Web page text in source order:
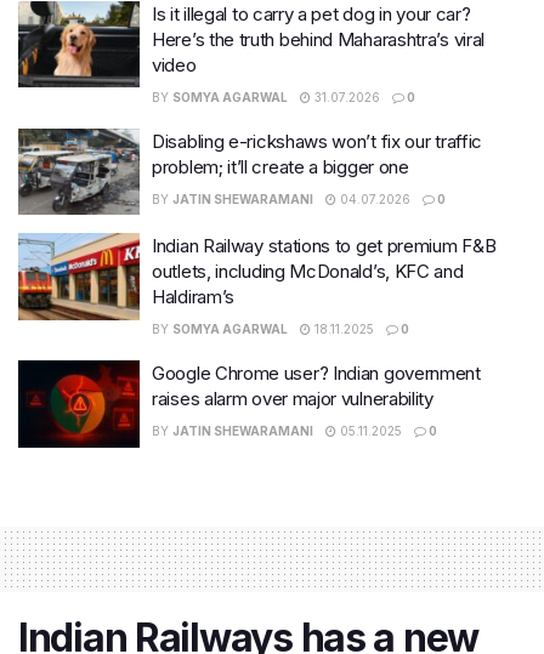
Is it illegal to carry a pet dog in your car?
Here’s the truth behind Maharashtra’s viral
video
BY SOMYA AGARWAL 31.07.2026 0
Disabling e-rickshaws won’t fix our traffic
problem; it’ll create a bigger one
BY JATIN SHEWARAMANI 04.07.2026 0
Indian Railway stations to get premium F&B
outlets, including McDonald’s, KFC and
Haldiram’s
BY SOMYA AGARWAL 18.11.2025 0
Google Chrome user? Indian government
raises alarm over major vulnerability
BY JATIN SHEWARAMANI 05.11.2025 0
Indian Railways has a new